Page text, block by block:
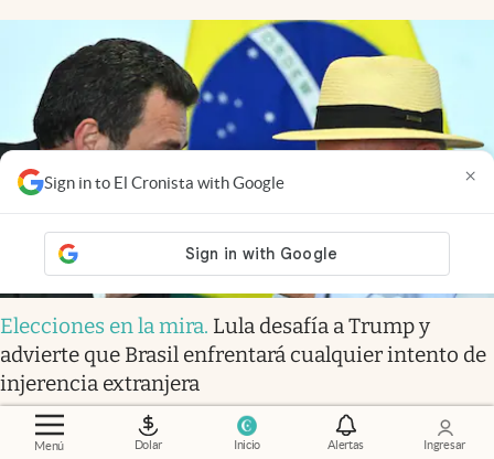
Menú Dolar Inicio Alertas Ingresar
Sign in to El Cronista with Google ×
Elecciones en la mira. Lula desafía a Trump y
advierte que Brasil enfrentará cualquier intento de
injerencia extranjera